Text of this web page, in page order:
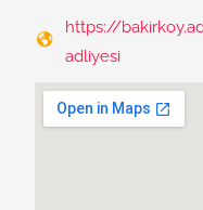
https://
adliyesi